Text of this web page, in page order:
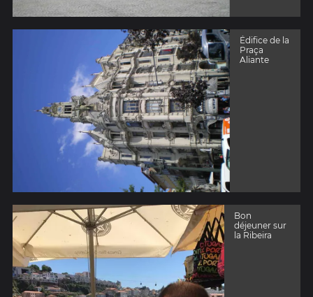
Édifice de la
Praça
Aliante
Bon
déjeuner sur
la Ribeira